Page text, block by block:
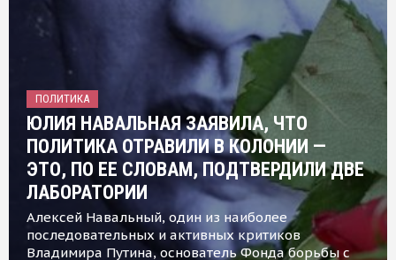
ПОЛИТИКА
ЮЛИЯ НАВАЛЬНАЯ ЗАЯВИЛА, ЧТО
ПОЛИТИКА ОТРАВИЛИ В КОЛОНИИ —
ЭТО, ПО ЕЕ СЛОВАМ, ПОДТВЕРДИЛИ ДВЕ
ЛАБОРАТОРИИ
Алексей Навальный, один из наиболее
последовательных и активных критиков
Владимира Путина, основатель Фонда борьбы с